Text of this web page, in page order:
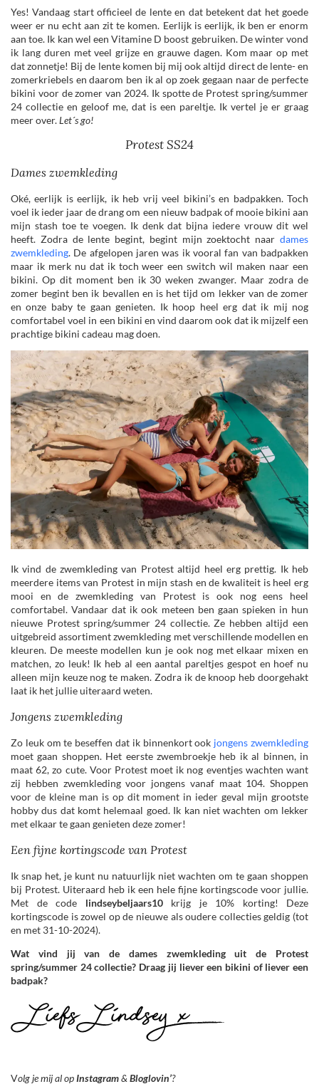
Yes! Vandaag start officieel de lente en dat betekent dat het goede
weer er nu echt aan zit te komen. Eerlijk is eerlijk, ik ben er enorm
aan toe. Ik kan wel een Vitamine D boost gebruiken. De winter vond
ik lang duren met veel grijze en grauwe dagen. Kom maar op met
dat zonnetje! Bij de lente komen bij mij ook altijd direct de lente- en
zomerkriebels en daarom ben ik al op zoek gegaan naar de perfecte
bikini voor de zomer van 2024. Ik spotte de Protest spring/summer
24 collectie en geloof me, dat is een pareltje. Ik vertel je er graag
meer over.Let´s go!
Protest SS24
Dames zwemkleding
Oké, eerlijk is eerlijk, ik heb vrij veel bikini’s en badpakken. Toch
voel ik ieder jaar de drang om een nieuw badpak of mooie bikini aan
mijn stash toe te voegen. Ik denk dat bijna iedere vrouw dit wel
heeft. Zodra de lente begint, begint mijn zoektocht naar dames
zwemkleding. De afgelopen jaren was ik vooral fan van badpakken
maar ik merk nu dat ik toch weer een switch wil maken naar een
bikini. Op dit moment ben ik 30 weken zwanger. Maar zodra de
zomer begint ben ik bevallen en is het tijd om lekker van de zomer
en onze baby te gaan genieten. Ik hoop heel erg dat ik mij nog
comfortabel voel in een bikini en vind daarom ook dat ik mijzelf een
prachtige bikini cadeau mag doen.
Ik vind de zwemkleding van Protest altijd heel erg prettig. Ik heb
meerdere items van Protest in mijn stash en de kwaliteit is heel erg
mooi en de zwemkleding van Protest is ook nog eens heel
comfortabel. Vandaar dat ik ook meteen ben gaan spieken in hun
nieuwe Protest spring/summer 24 collectie. Ze hebben altijd een
uitgebreid assortiment zwemkleding met verschillende modellen en
kleuren. De meeste modellen kun je ook nog met elkaar mixen en
matchen, zo leuk! Ik heb al een aantal pareltjes gespot en hoef nu
alleen mijn keuze nog te maken. Zodra ik de knoop heb doorgehakt
laat ik het jullie uiteraard weten.
Jongens zwemkleding
Zo leuk om te beseffen dat ik binnenkort ook jongens zwemkleding
moet gaan shoppen. Het eerste zwembroekje heb ik al binnen, in
maat 62, zo cute. Voor Protest moet ik nog eventjes wachten want
zij hebben zwemkleding voor jongens vanaf maat 104. Shoppen
voor de kleine man is op dit moment in ieder geval mijn grootste
hobby dus dat komt helemaal goed. Ik kan niet wachten om lekker
met elkaar te gaan genieten deze zomer!
Een fijne kortingscode van Protest
Ik snap het, je kunt nu natuurlijk niet wachten om te gaan shoppen
bij Protest. Uiteraard heb ik een hele fijne kortingscode voor jullie.
Met de code lindseybeljaars10krijg je 10% korting! Deze
kortingscode is zowel op de nieuwe als oudere collecties geldig (tot
en met 31-10-2024).
Wat vind jij van de dames zwemkleding uit de Protest
spring/summer 24 collectie? Draag jij liever een bikini of liever een
badpak?
Volg je mij al opInstagram& Bloglovin’?